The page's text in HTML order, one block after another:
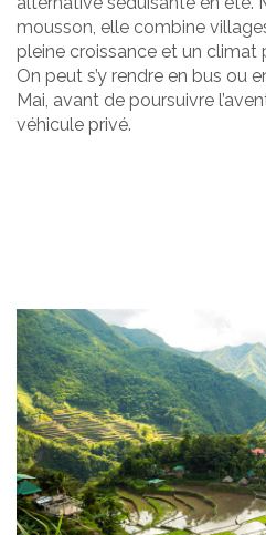
mousson, elle combine
pleine croissance et un climat
On peut s’y rendre en bus ou
Mai, avant de poursuivre
véhicule privé.